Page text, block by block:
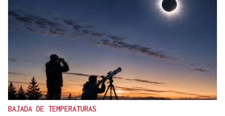
BAJADA DE TEMPERATURAS